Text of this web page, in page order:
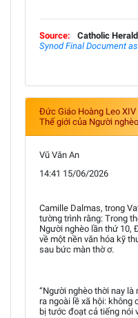
Source: Catholic Herald
Synod Final Document
Đức Giáo Hoàng Leo
Thế giới của Người nghèo
Vũ Văn An
14:41 15/06/2026
Camille Dalmas, trong
tường trình rằng: Trong
Người nghèo lần thứ 10,
về một nền văn hóa kỹ
sau bức màn thờ ơ.
“Người nghèo thời nay
ra ngoài lề xã hội: không
bị tước đoạt cả tiếng nói